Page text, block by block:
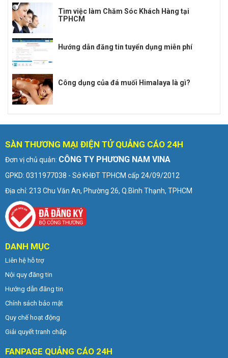
Tìm việc làm Chăm Sóc Khách Hàng tại
TPHCM
Hướng dẫn đăng tin tuyển dụng miễn phí
Công dụng của đá muối Himalaya là gì?
SÀN THƯƠNG MẠI ĐIỆN TỬ QUẢNG CÁO 24H
Đơn vị chủ quản: CÔNG TY PHƯƠNG NAM VINA
GPKD: 0311977038 - Sở KHĐT TPHCM cấp 24/09/2012
Địa chỉ: 213 Chu Văn An, Phường 26, Q.Bình Thạnh, TPHCM
DANH MỤC
Liên hệ hỗ trợ
Nội quy đăng tin
Hướng dẫn đăng tin
Chính sách bảo mật
Quy chế hoạt động
Giải quyết tranh chấp
FANPAGE QUẢNG CÁO 24H